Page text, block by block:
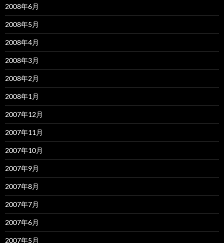
2008年6月
2008年5月
2008年4月
2008年3月
2008年2月
2008年1月
2007年12月
2007年11月
2007年10月
2007年9月
2007年8月
2007年7月
2007年6月
2007年5月